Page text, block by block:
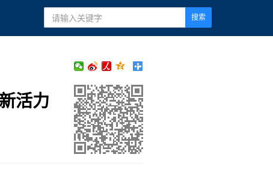
搜索
活力